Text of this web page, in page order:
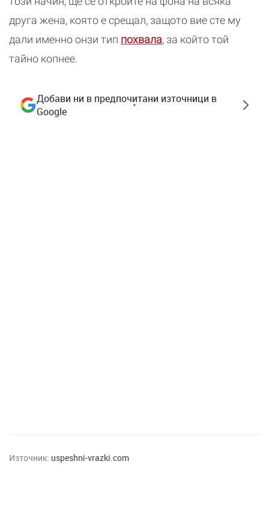
друга жена, която е срещал, защото вие сте му
дали именно онзи тип похвала, за който той
тайно копнее.
Добави ни в предпочитани източници в
Google
Източник: uspeshni-vrazki.com